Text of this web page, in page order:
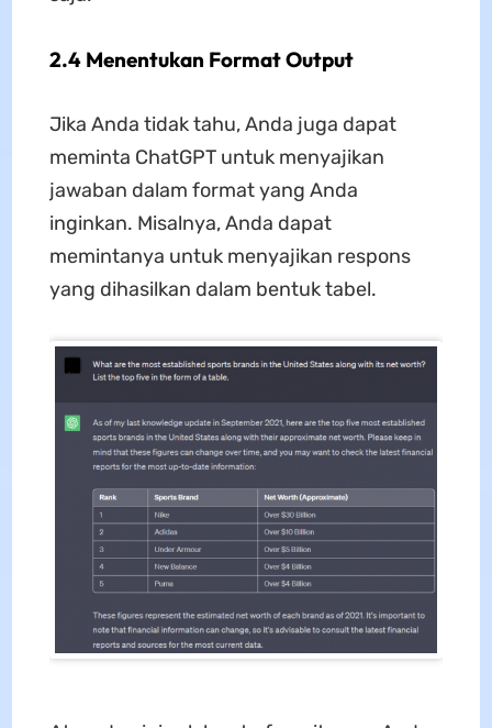
2.4 Menentukan Format Output
Jika Anda tidak tahu, Anda juga dapat
meminta ChatGPT untuk menyajikan
jawaban dalam format yang Anda
inginkan. Misalnya, Anda dapat
memintanya untuk menyajikan respons
yang dihasilkan dalam bentuk tabel.